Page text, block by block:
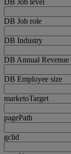
DB Job role
DB Industry
DB Annual Revenue
DB Employee size
marketoTarget
pagePath
gclid